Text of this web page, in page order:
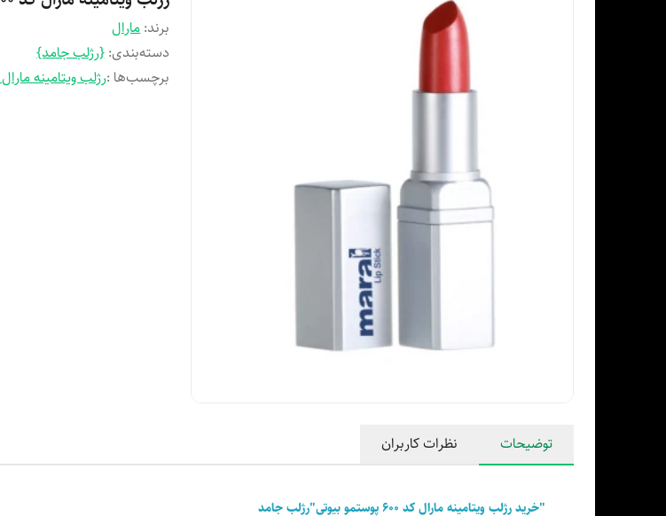
برند:مارال
دسته‌بندی:{رژلب جامد}
برچسب‌ها :رژلب ویتامینه مارال
توضیحات نظرات کاربران
"خرید رژلب ویتامینه مارال کد ۶۰۰ پوستمو بیوتی"رژلب جامد